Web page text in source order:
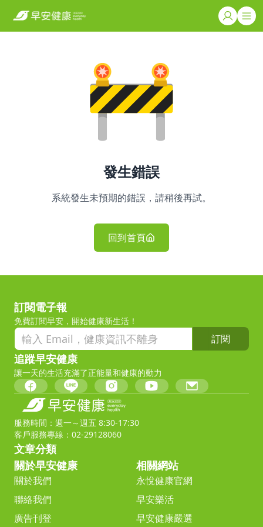
發生錯誤
系統發生未預期的錯誤，請稍後再試。
回到首頁
訂閱電子報
免費訂閱早安，開始健康新生活！
訂閱
追蹤早安健康
讓一天的生活充滿了正能量和健康的動力
服務時間：週一～週五 8:30-17:30
客戶服務專線：02-29128060
文章分類
關於早安健康
關於我們
聯絡我們
廣告刊登
相關網站
永悅健康官網
早安樂活
早安健康嚴選